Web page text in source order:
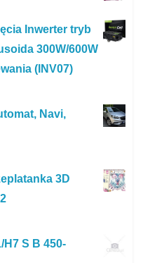
Inwerter tryb
300W/600W
(INV07)
Navi,
3D
H7 S B 450-